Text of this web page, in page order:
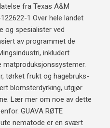
fra Texas A&M
1 Over hele landet
og spesialister ved
av programmet de
inkludert
matproduksjonssystemer.
tørket frukt og hagebruks-
blomsterdyrking, utgjør
Lær mer om noe av dette
GUAVA RØTE
nematode er en svært